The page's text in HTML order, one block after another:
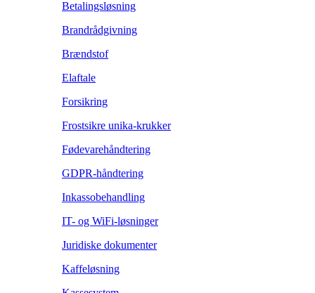
Betalingsløsning
Brandrådgivning
Brændstof
Elaftale
Forsikring
Frostsikre unika-krukker
Fødevarehåndtering
GDPR-håndtering
Inkassobehandling
IT- og WiFi-løsninger
Juridiske dokumenter
Kaffeløsning